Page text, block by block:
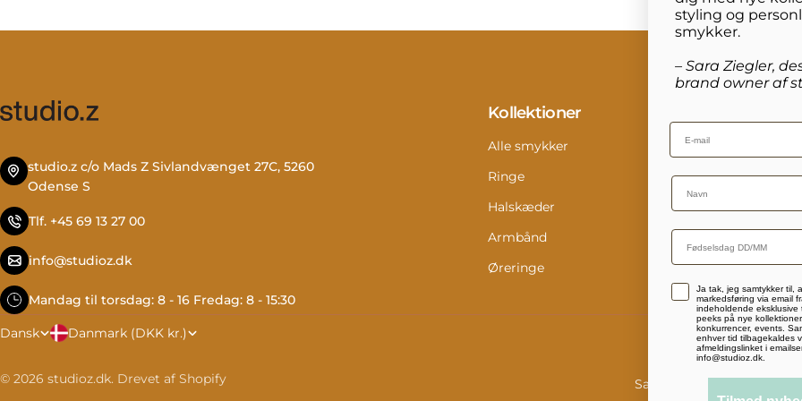
studio.z c/o Mads Z Sivlandvænget 27C, 5260
Odense S
Tlf. +45 69 13 27 00
info@studioz.dk
Mandag til torsdag: 8 - 16 Fredag: 8 - 15:30
Kollektioner
Alle smykker
Ringe
Halskæder
Armbånd
Øreringe
S
p
Dansk
L
a
Danmark (DKK kr.)
© 2026 studioz.dk. Drevet af Shopify Salgs- og
styling og
smykker.
– Sara Ziegler,
brand owner af
Email
Name
Accepterer persondatapolitik
Ja tak, jeg samtykker til,
markedsføring via email
indeholdende eksklusive
peeks på nye
konkurrencer, events.
enhver tid tilbagekaldes
afmeldingslinket i
info@studioz.dk.